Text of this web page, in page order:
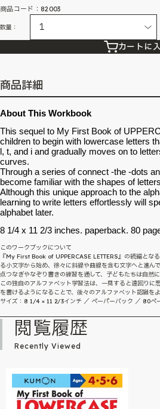
商品コード：82003
数量：
カートに
商品詳細
About This Workbook
This sequel to My First Book of
children to begin with lowercase letters
l, t, and i and gradually moves on to
curves.
Through a series of connect -the -dots
become familiar with the shapes of
Although this unique approach to the
learning to write letters effortlessly will
alphabet later.
8 1/4 x 11 2/3 inches. paperback. 80
このワークブックについて
『My First Book of UPPERCASE LETTERS』の続編とな
る小文字から始め、徐々に斜線や曲線を含む文字へと進んで
点つなぎやなぞり書きの練習を通して、子どもたちは自然
この独自のアルファベット学習法は、一見すると遠回りに
を書けるようになることで、後々のアルファベット認識を
サイズ：8 1/4 × 11 2/3インチ ／ ペーパーバック ／ 80ペ
閲覧履歴
Recently Viewed